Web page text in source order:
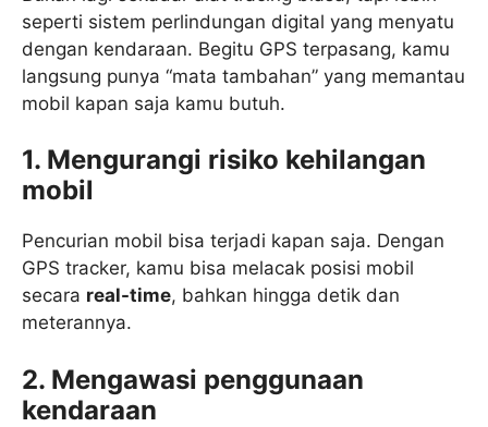
seperti sistem perlindungan digital yang menyatu
dengan kendaraan. Begitu GPS terpasang, kamu
langsung punya “mata tambahan” yang memantau
mobil kapan saja kamu butuh.
1. Mengurangi risiko kehilangan
mobil
Pencurian mobil bisa terjadi kapan saja. Dengan
GPS tracker, kamu bisa melacak posisi mobil
secara real-time, bahkan hingga detik dan
meterannya.
2. Mengawasi penggunaan
kendaraan